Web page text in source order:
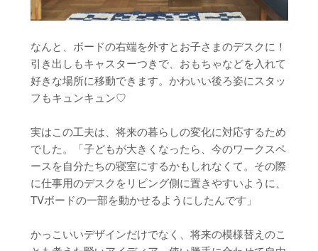
なんと、ボードの右端を外すとお子さまのデスクに！
引き出しもキャスターつきで、おもちゃなどを入れて
好きな場所に移動できます。かわいい後ろ姿にスタッ
フもキュンキュン♡
実はこの工夫は、将来の暮らしの変化に対応するため
でした。「子どもが大きくなったら、今のワークスペ
ースを自分たちの寝室にするかもしれなくて。その際
に仕事用のデスクをリビング側に置きやすいように、
TVボードの一部を動かせるようにしたんです」
かっこいいデザインだけでなく、将来の模様替えのこ